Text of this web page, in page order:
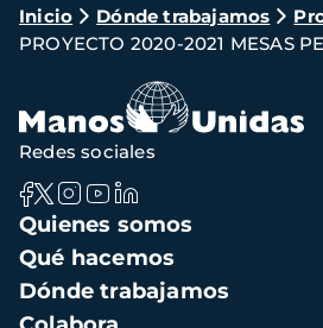
Ruta
de
navegación
Inicio Dónde trabajamos
PROYECTO 2020-2021 MESAS
Navegación
principal
Quienes somos
Qué hacemos
Dónde trabajamos
Redes sociales